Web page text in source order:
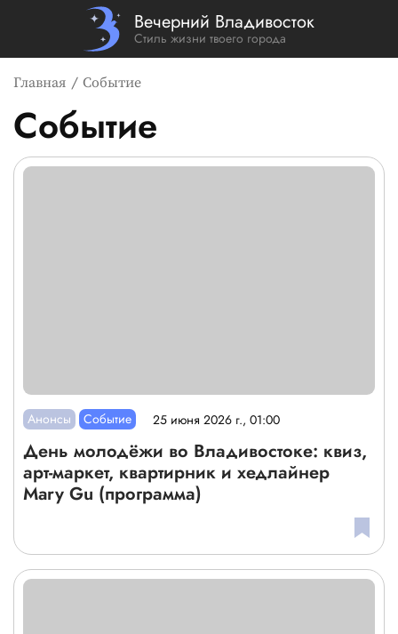
Вечерний Владивосток
Стиль жизни твоего города
Главная Событие
Событие
Список новостей
Анонсы Событие 25 июня 2026 г., 01:00
День молодёжи во Владивостоке: квиз,
арт-маркет, квартирник и хедлайнер
Mary Gu (программа)